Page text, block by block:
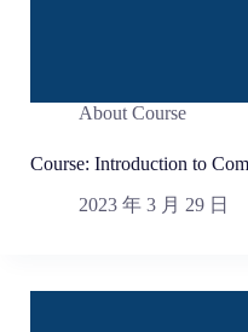
About Course
Course: Introduction to
2023 年 3 月 29 日